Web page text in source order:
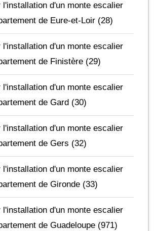
l'installation d'un monte escalier
de Eure-et-Loir (28)
l'installation d'un monte escalier
de Finistère (29)
l'installation d'un monte escalier
de Gard (30)
l'installation d'un monte escalier
de Gers (32)
l'installation d'un monte escalier
de Gironde (33)
l'installation d'un monte escalier
de Guadeloupe (971)